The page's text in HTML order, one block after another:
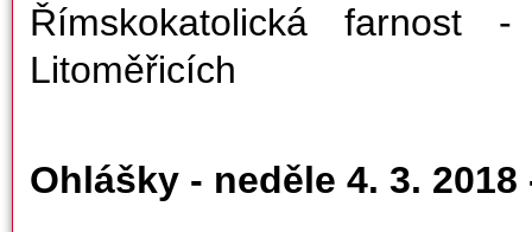
Římskokatolická
Litoměřicích
Ohlášky - neděle 4. 3. 2018